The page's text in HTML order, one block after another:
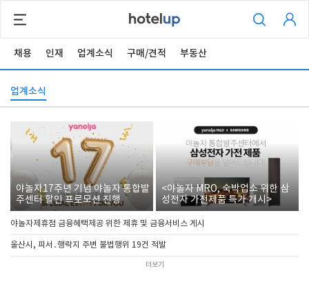
채용 인재 업계소식 구매/견적 부동산
업계소식
야놀자17주년 기념 야놀자 통합발
주센터 할인 프로모션 진행
<야놀자 MRO, 숙박업소 위한 삼
성전자 가전제품 특가 개시>
야놀자제휴점 금융혜택제공 위한 제휴 및 금융서비스 게시
울산시, 피서․행락지 주변 불법행위 19건 적발
더보기